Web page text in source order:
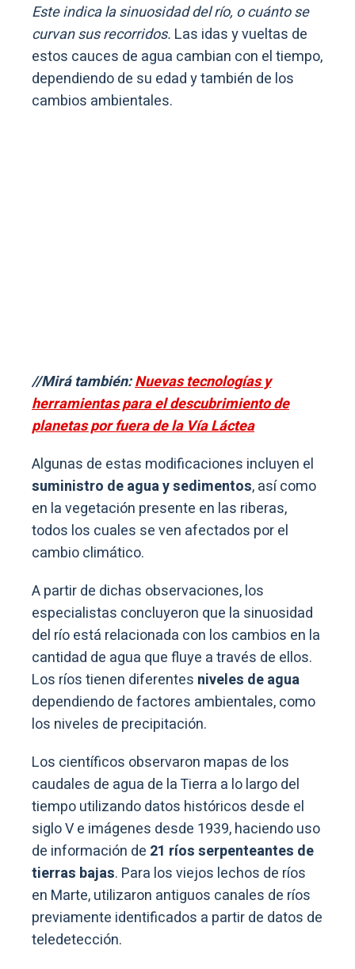
Este indica la sinuosidad del río, o cuánto se
curvan sus recorridos. Las idas y vueltas de
estos cauces de agua cambian con el tiempo,
dependiendo de su edad y también de los
cambios ambientales.
//Mirá también:Nuevas tecnologías y
herramientas para el descubrimiento de
planetas por fuera de la Vía Láctea
Algunas de estas modificaciones incluyen el
suministro de agua y sedimentos, así como
en la vegetación presente en las riberas,
todos los cuales se ven afectados por el
cambio climático.
A partir de dichas observaciones, los
especialistas concluyeron que la sinuosidad
del río está relacionada con los cambios en la
cantidad de agua que fluye a través de ellos.
Los ríos tienen diferentes niveles de agua
dependiendo de factores ambientales, como
los niveles de precipitación.
Los científicos observaron mapas de los
caudales de agua de la Tierra a lo largo del
tiempo utilizando datos históricos desde el
siglo V e imágenes desde 1939, haciendo uso
de información de 21 ríos serpenteantes de
tierras bajas. Para los viejos lechos de ríos
en Marte, utilizaron antiguos canales de ríos
previamente identificados a partir de datos de
teledetección.